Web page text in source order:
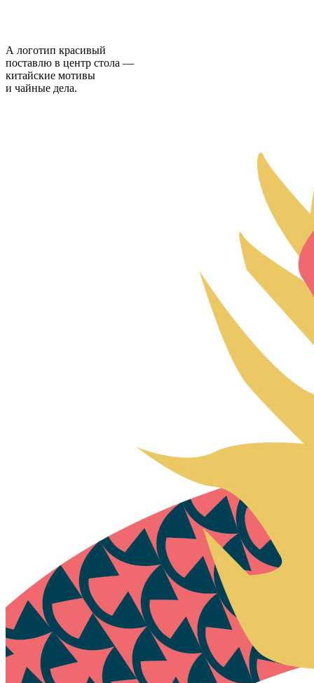
А логотип красивый
поставлю в центр стола —
китайские мотивы
и чайные дела.